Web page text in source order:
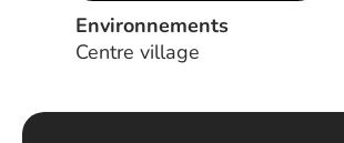
Environnements
Centre village